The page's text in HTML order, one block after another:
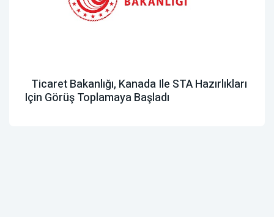
Ticaret Bakanlığı, Kanada Ile STA Hazırlıkları
Için Görüş Toplamaya Başladı